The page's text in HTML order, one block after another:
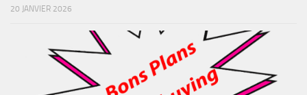
20 JANVIER 2026